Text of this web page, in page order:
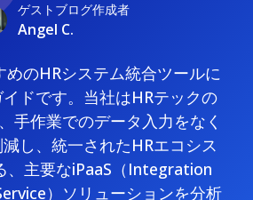
ゲストブログ作成者
Angel C.
めのHRシステム統合ツールに
ドです。当社はHRテックの
手作業でのデータ入力をなく
し、統一されたHRエコシス
、主要なiPaaS（Integration
）ソリューションを分析